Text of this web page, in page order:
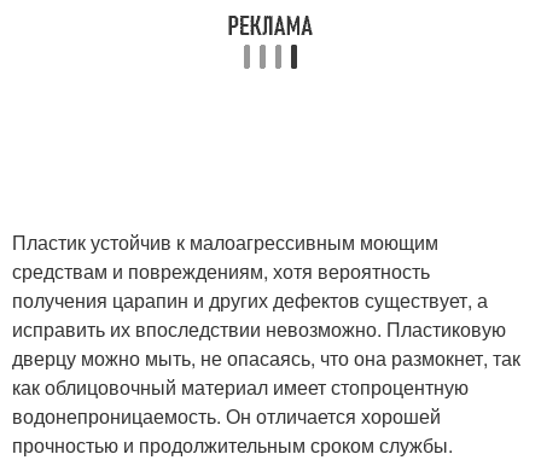
Пластик устойчив к малоагрессивным моющим
средствам и повреждениям, хотя вероятность
получения царапин и других дефектов существует, а
исправить их впоследствии невозможно. Пластиковую
дверцу можно мыть, не опасаясь, что она размокнет, так
как облицовочный материал имеет стопроцентную
водонепроницаемость. Он отличается хорошей
прочностью и продолжительным сроком службы.